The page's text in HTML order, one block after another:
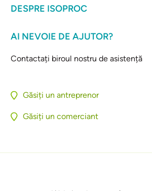
DESPRE ISOPROC
AI NEVOIE DE AJUTOR?
Contactați biroul nostru de asistență
Găsiți un antreprenor
Găsiți un comerciant